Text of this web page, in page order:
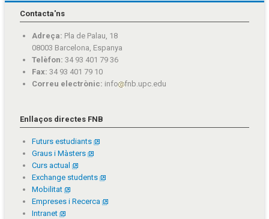
Contacta'ns
Adreça: Pla de Palau, 18
08003 Barcelona, Espanya
Telèfon: 34 93 401 79 36
Fax: 34 93 401 79 10
Correu electrònic: info fnb.upc.edu
Enllaços directes FNB
Futurs estudiants
Graus i Màsters
Curs actual
Exchange students
Mobilitat
Empreses i Recerca
Intranet